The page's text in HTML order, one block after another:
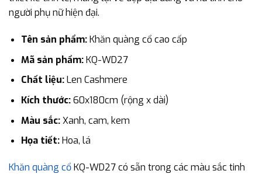
người phụ nữ hiện đại.
Tên sản phẩm:Khăn quàng cổ cao cấp
Mã sản phẩm:KQ-WD27
Chất liệu:Len Cashmere
Kích thước:60x180cm (rộng x dài)
Màu sắc:Xanh, cam, kem
Họa tiết:Hoa, lá
Khăn quàng cổKQ-WD27 có sẵn trong các màu sắc tinh